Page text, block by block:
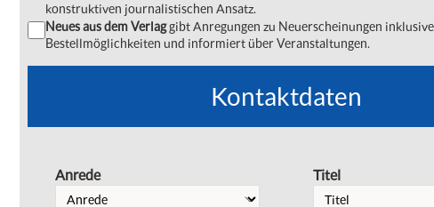
konstruktiven journalistischen Ansatz.
Neues aus dem Verlaggibt Anregungen zu Neuerscheinungen
Bestellmöglichkeiten und informiert über Veranstaltungen.
Kontaktdaten
Anrede Titel